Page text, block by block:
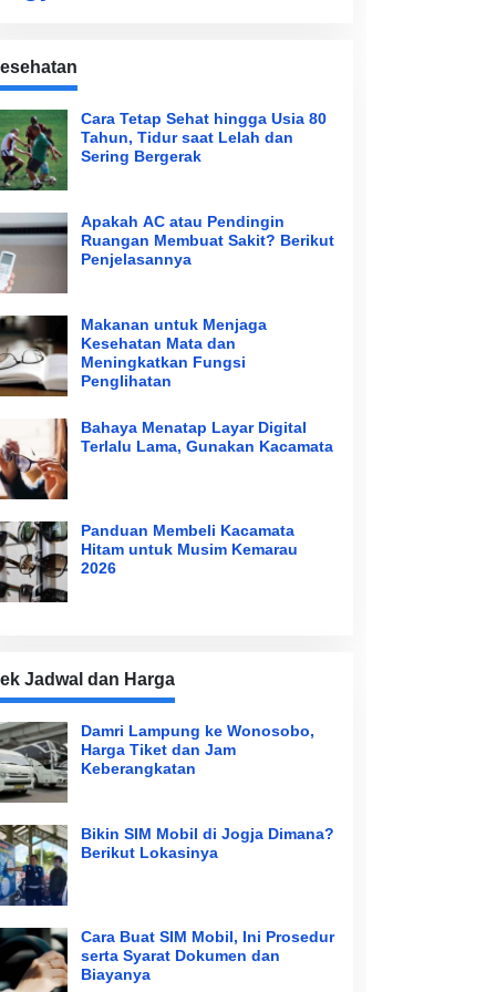
Cara Tetap Sehat hingga Usia 80
Tahun, Tidur saat Lelah dan
Sering Bergerak
Apakah AC atau Pendingin
Ruangan Membuat Sakit? Berikut
Penjelasannya
Makanan untuk Menjaga
Kesehatan Mata dan
Meningkatkan Fungsi
Penglihatan
Bahaya Menatap Layar Digital
Terlalu Lama, Gunakan Kacamata
Panduan Membeli Kacamata
Hitam untuk Musim Kemarau
2026
Jadwal dan Harga
Damri Lampung ke Wonosobo,
Harga Tiket dan Jam
Keberangkatan
Bikin SIM Mobil di Jogja Dimana?
Berikut Lokasinya
Cara Buat SIM Mobil, Ini Prosedur
serta Syarat Dokumen dan
Biayanya